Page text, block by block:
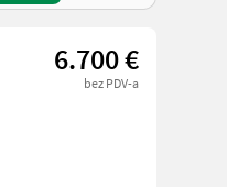
6.700 €
bez PDV-a